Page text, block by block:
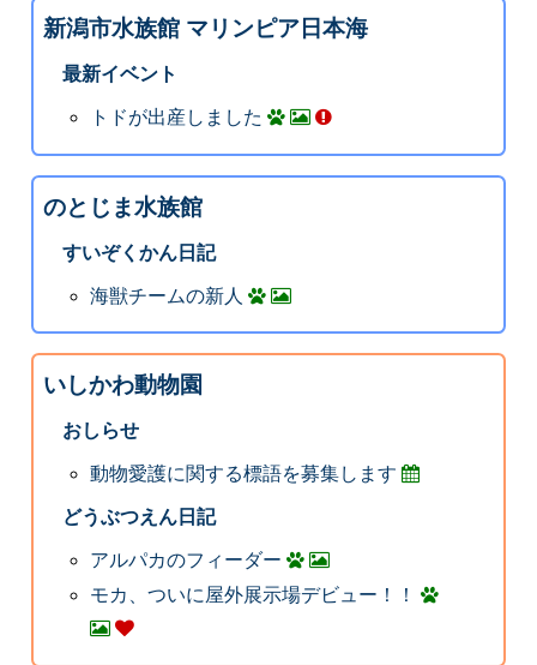
新潟市水族館 マリンピア日本海
最新イベント
トドが出産しました
のとじま水族館
すいぞくかん日記
海獣チームの新人
いしかわ動物園
おしらせ
動物愛護に関する標語を募集します
どうぶつえん日記
アルパカのフィーダー
モカ、ついに屋外展示場デビュー！！